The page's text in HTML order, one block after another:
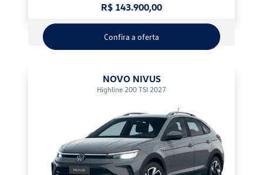
R$ 143.900,00
Confira a oferta
NOVO NIVUS
Highline 200 TSI 2027